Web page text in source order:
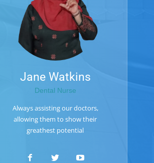
Jane Watkins
Dental Nurse
Always assisting our doctors,
allowing them to show their
greathest potential